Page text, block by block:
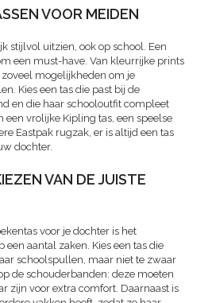
VOOR MEIDEN
stijlvol uitzien, ook op school. Een
een must-have. Van kleurrijke prints
mogelijkheden om je
Kies een tas die past bij de
en die haar schooloutfit compleet
een vrolijke Kipling tas, een speelse
Eastpak rugzak, er is altijd een tas
dochter.
VAN DE JUISTE
voor je dochter is het
een aantal zaken. Kies een tas die
schoolspullen, maar niet te zwaar
de schouderbanden: deze moeten
zijn voor extra comfort. Daarnaast is